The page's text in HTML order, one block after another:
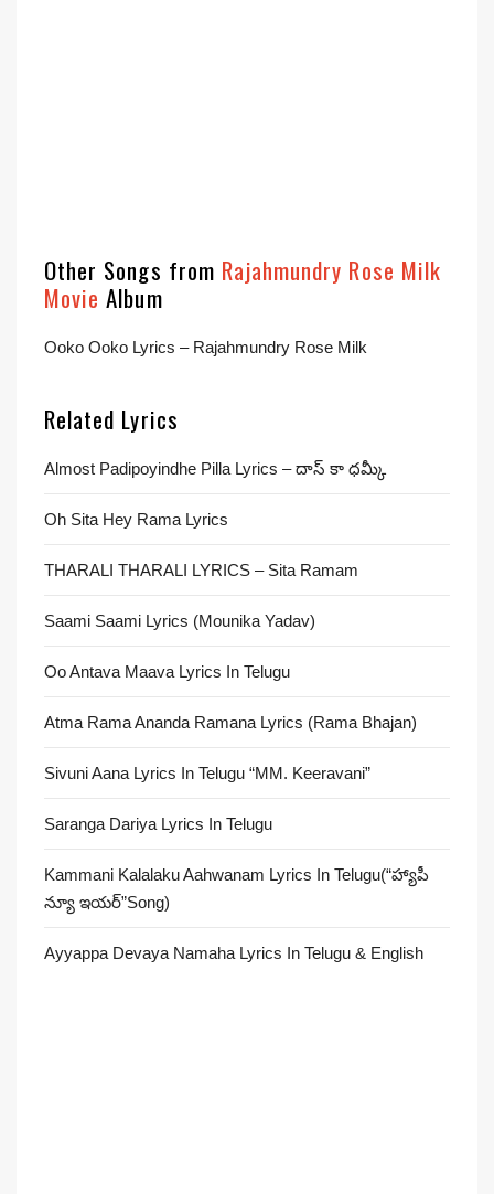
Other Songs from Rajahmundry Rose Milk
Movie Album
Ooko Ooko Lyrics – Rajahmundry Rose Milk
Related Lyrics
Almost Padipoyindhe Pilla Lyrics – దాస్ కా ధమ్కీ
Oh Sita Hey Rama Lyrics
THARALI THARALI LYRICS – Sita Ramam
Saami Saami Lyrics (Mounika Yadav)
Oo Antava Maava Lyrics In Telugu
Atma Rama Ananda Ramana Lyrics (Rama Bhajan)
Sivuni Aana Lyrics In Telugu “MM. Keeravani”
Saranga Dariya Lyrics In Telugu
Kammani Kalalaku Aahwanam Lyrics In Telugu(“హ్యాపీ
న్యూ ఇయర్”Song)
Ayyappa Devaya Namaha Lyrics In Telugu & English